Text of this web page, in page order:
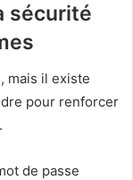
sécurité
mais il existe
pour renforcer
de passe